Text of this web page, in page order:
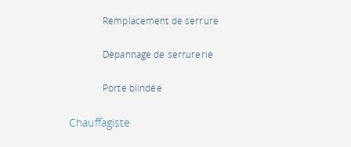
Remplacement de serrure
Dépannage de serrurerie
Porte blindée
Chauffagiste